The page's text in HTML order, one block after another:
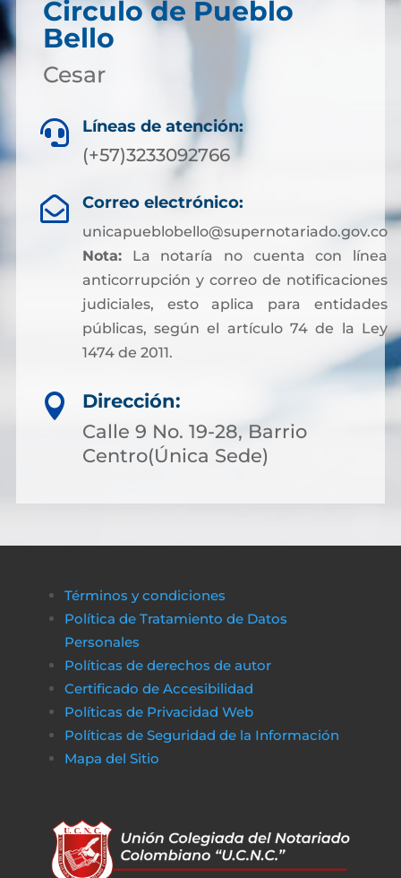
Circulo de Pueblo
Bello
Cesar
 Líneas de atención:
(+57)3233092766
 Correo electrónico:
unicapueblobello@supernotariado.gov.co
Nota:La notaría no cuenta con línea
anticorrupción y correo de notificaciones
judiciales, esto aplica para entidades
públicas, según el artículo 74 de la Ley
1474 de 2011.

Dirección:
Calle 9 No. 19-28, Barrio
Centro(Única Sede)
Términos y condiciones
Política de Tratamiento de Datos
Personales
Políticas de derechos de autor
Certificado de Accesibilidad
Políticas de Privacidad Web
Políticas de Seguridad de la Información
Mapa del Sitio